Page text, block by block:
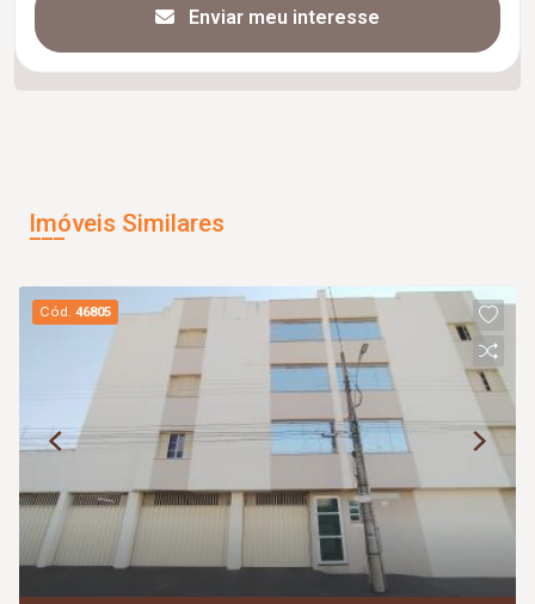
Enviar meu interesse
Imóveis Similares
Cód.46805